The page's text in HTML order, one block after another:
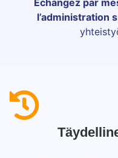
l’administration